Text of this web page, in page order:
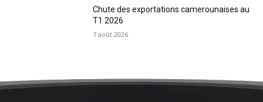
Chute des exportations camerounaises au
T1 2026
7 août 2026